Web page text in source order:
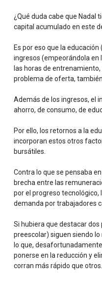
¿Qué duda cabe que Nadal
capital acumulado en este
Es por eso que la
ingresos (empeorándola en
las horas de
problema de oferta,
Además de los ingresos, el
ahorro, de consumo, de
Por ello, los retornos a la
incorporan estos otros
bursátiles.
Contra lo que se pensaba
brecha entre las
por el progreso
demanda por trabajadores
Si hubiera que destacar
preescolar) siguen siendo
lo que,
ponerse en la reducción y
corran más rápido que otros.